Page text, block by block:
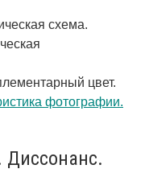
схема.
цвет.
фотографии.
Диссонанс.